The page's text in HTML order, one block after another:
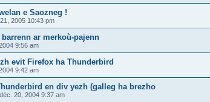
e Saozneg !
2005 10:43 pm
ar merkoù-pajenn
9:56 am
evit Firefox ha Thunderbird
9:42 am
en div yezh (galleg ha brezho
20, 2004 9:37 am